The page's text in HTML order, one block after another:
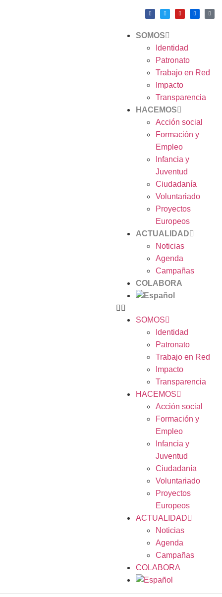
SOMOS
Identidad
Patronato
Trabajo en Red
Impacto
Transparencia
HACEMOS
Acción social
Formación y
Empleo
Infancia y
Juventud
Ciudadanía
Voluntariado
Proyectos
Europeos
ACTUALIDAD
Noticias
Agenda
Campañas
COLABORA
SOMOS
Identidad
Patronato
Trabajo en Red
Impacto
Transparencia
HACEMOS
Acción social
Formación y
Empleo
Infancia y
Juventud
Ciudadanía
Voluntariado
Proyectos
Europeos
ACTUALIDAD
Noticias
Agenda
Campañas
COLABORA